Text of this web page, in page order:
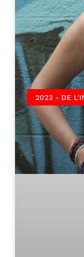
2023 - DE